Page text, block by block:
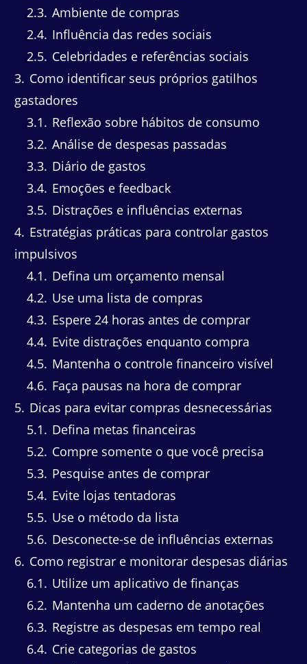
2.3 Ambiente de compras
2.4 Influência das redes sociais
2.5 Celebridades e referências sociais
3 Como identificar seus próprios gatilhos
gastadores
3.1
Reflexão sobre hábitos de consumo
3.2 Análise de despesas passadas
3.3 Diário de gastos
3.4 Emoções e feedback
3.5 Distrações e influências externas
4 Estratégias práticas para controlar gastos
impulsivos
4.1
Defina um orçamento mensal
4.2 Use uma lista de compras
4.3 Espere 24 horas antes de comprar
4.4 Evite distrações enquanto compra
4.5 Mantenha o controle financeiro visível
4.6 Faça pausas na hora de comprar
5 Dicas para evitar compras desnecessárias
5.1
Defina metas financeiras
5.2 Compre somente o que você precisa
5.3 Pesquise antes de comprar
5.4 Evite lojas tentadoras
5.5 Use o método da lista
5.6 Desconecte-se de influências externas
6 Como registrar e monitorar despesas diárias
6.1
Utilize um aplicativo de finanças
6.2 Mantenha um caderno de anotações
6.3 Registre as despesas em tempo real
6.4 Crie categorias de gastos